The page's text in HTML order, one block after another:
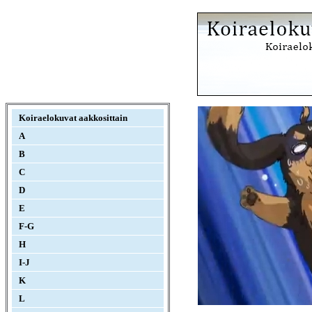
Koiraelokuvat aakkosittain
A
B
C
D
E
F-G
H
I-J
K
L